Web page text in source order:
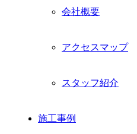
会社概要
アクセスマップ
スタッフ紹介
施工事例